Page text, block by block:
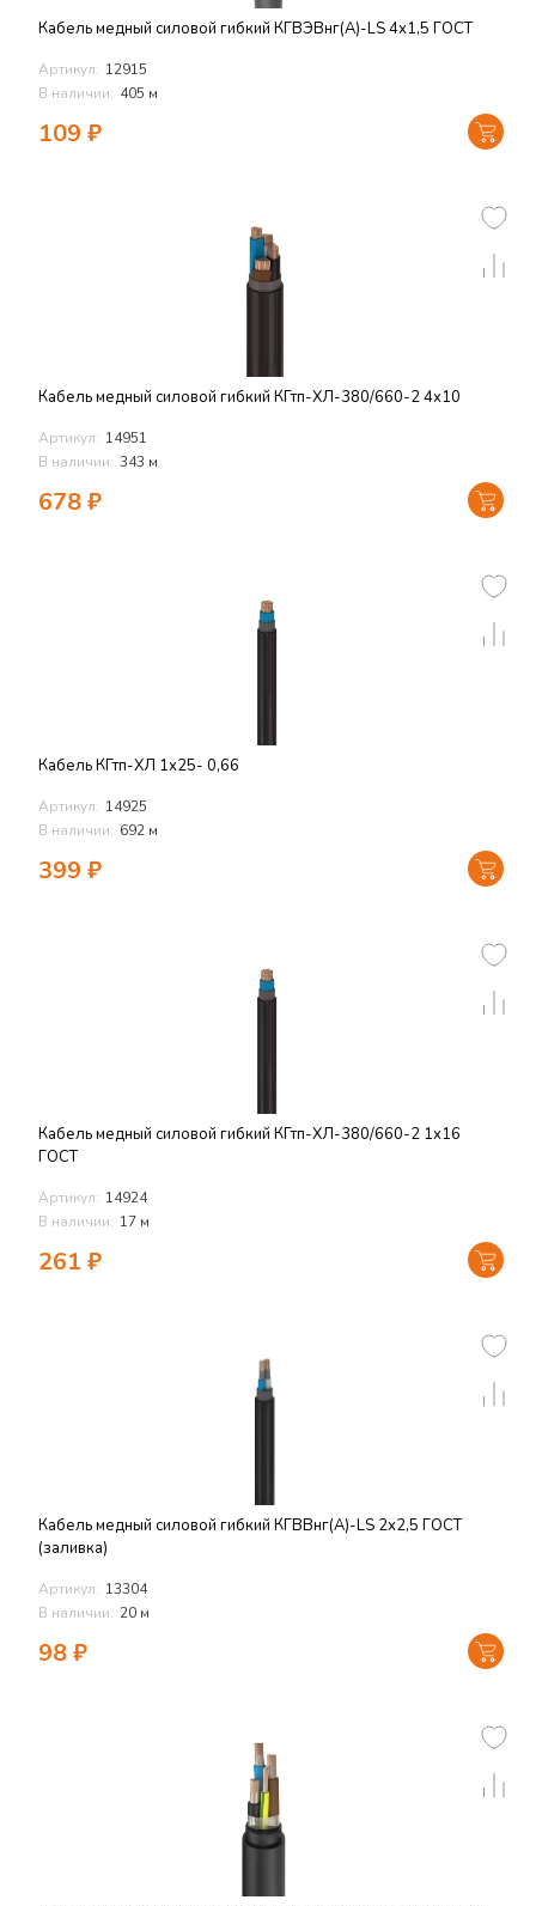
Кабель медный силовой гибкий КГВЭВнг(А)-LS 4х1,5 ГОСТ
Артикул: 12915
В наличии: 405 м
109 ₽
Кабель медный силовой гибкий КГтп-ХЛ-380/660-2 4х10
Артикул: 14951
В наличии: 343 м
678₽
Кабель КГтп-ХЛ 1х25- 0,66
Артикул: 14925
В наличии: 692 м
399 ₽
Кабель медный силовой гибкий КГтп-ХЛ-380/660-2 1х16
ГОСТ
Артикул: 14924
В наличии: 17 м
261 ₽
Кабель медный силовой гибкий КГВВнг(А)-LS 2х2,5 ГОСТ
(заливка)
Артикул: 13304
В наличии: 20 м
98₽